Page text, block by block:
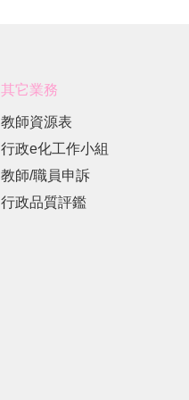
其它業務
教師資源表
行政e化工作小組
教師/職員申訴
行政品質評鑑